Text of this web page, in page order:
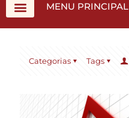
MENU PRINCIPAL
Categorias Tags